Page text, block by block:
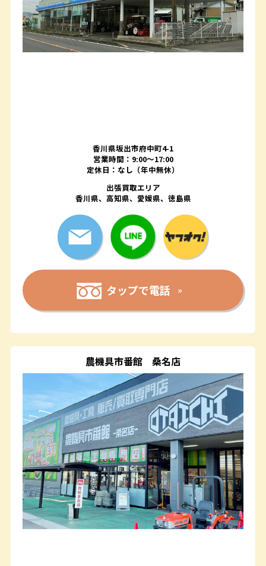
香川県坂出市府中町4-1
営業時間：9:00～17:00
定休日：なし（年中無休）
出張買取エリア
香川県、高知県、愛媛県、徳島県
タップで電話
農機具市番館 桑名店